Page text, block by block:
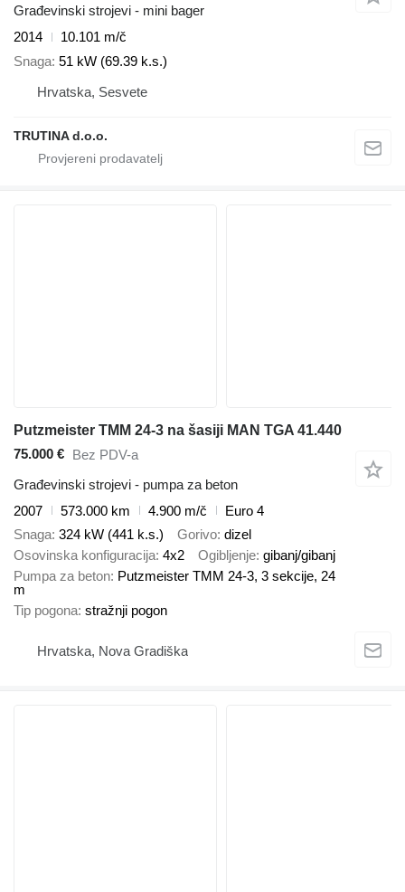
Građevinski strojevi - mini bager
2014
10.101 m/č
Snaga 51 kW (69.39 k.s.)
Hrvatska, Sesvete
TRUTINA d.o.o.
Putzmeister TMM 24-3 na šasiji MAN TGA 41.440
75.000 € Bez PDV-a
Građevinski strojevi - pumpa za beton
2007
573.000 km 4.900 m/č
Euro 4
Snaga 324 kW (441 k.s.) Gorivo dizel
Osovinska konfiguracija 4x2 Ogibljenje gibanj/gibanj
Pumpa za beton Putzmeister TMM 24-3, 3 sekcije, 24
m
Tip pogona stražnji pogon
Hrvatska, Nova Gradiška